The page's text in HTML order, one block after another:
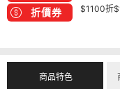
折價券 $1100折
商品特色